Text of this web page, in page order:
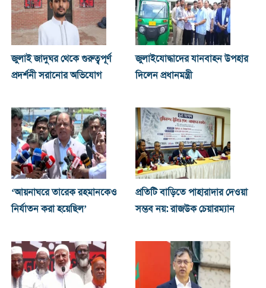
জুলাই জাদুঘর থেকে গুরুত্বপূর্ণ
প্রদর্শনী সরানোর অভিযোগ
জুলাইযোদ্ধাদের যানবাহন উপহার
দিলেন প্রধানমন্ত্রী
‘আয়নাঘরে তারেক রহমানকেও
নির্যাতন করা হয়েছিল’
প্রতিটি বাড়িতে পাহারাদার দেওয়া
সম্ভব নয়: রাজউক চেয়ারম্যান